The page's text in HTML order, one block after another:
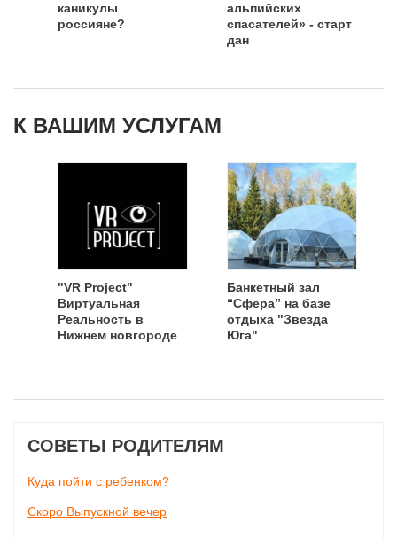
каникулы
россияне?
альпийских
спасателей» - старт
дан
К ВАШИМ УСЛУГАМ
"VR Project"
Виртуальная
Реальность в
Нижнем новгороде
Банкетный зал
“Сфера” на базе
отдыха "Звезда
Юга"
СОВЕТЫ РОДИТЕЛЯМ
Куда пойти с ребенком?
Скоро Выпускной вечер